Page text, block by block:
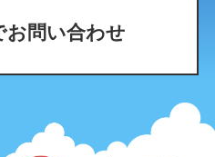
お問い合わせ